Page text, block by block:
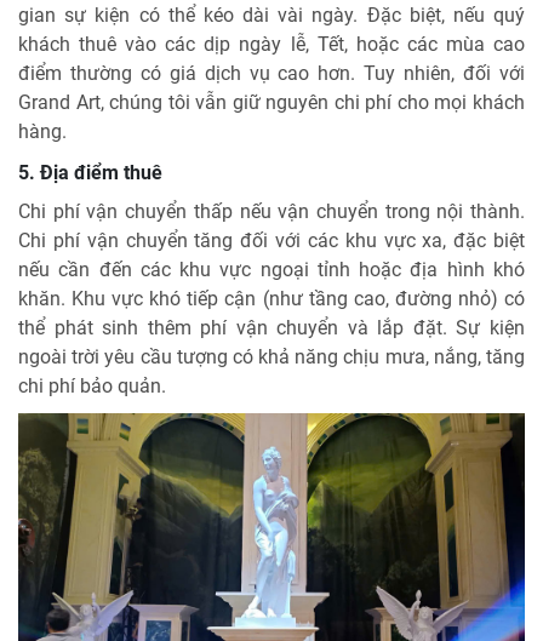
gian sự kiện có thể kéo dài vài ngày. Đặc biệt, nếu quý
khách thuê vào các dịp ngày lễ, Tết, hoặc các mùa cao
điểm thường có giá dịch vụ cao hơn. Tuy nhiên, đối với
Grand Art, chúng tôi vẫn giữ nguyên chi phí cho mọi khách
hàng.
5. Địa điểm thuê
Chi phí vận chuyển thấp nếu vận chuyển trong nội thành.
Chi phí vận chuyển tăng đối với các khu vực xa, đặc biệt
nếu cần đến các khu vực ngoại tỉnh hoặc địa hình khó
khăn. Khu vực khó tiếp cận (như tầng cao, đường nhỏ) có
thể phát sinh thêm phí vận chuyển và lắp đặt. Sự kiện
ngoài trời yêu cầu tượng có khả năng chịu mưa, nắng, tăng
chi phí bảo quản.